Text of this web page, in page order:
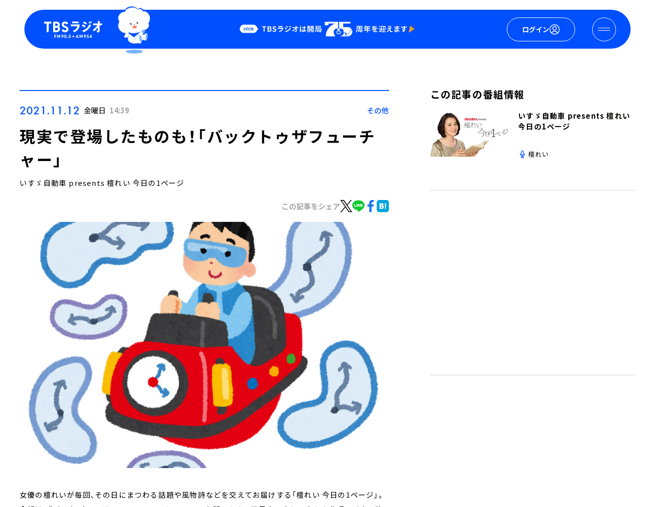
ログイン
Podcast
YouTube
2021.11.12 金曜日 14:39 その他
現実で登場したものも！「バックトゥザフューチ
ャー」
いすゞ自動車 presents 檀れい 今日の1ページ
この記事をシェア
女優の檀れいが毎回、その日にまつわる話題や風物詩などを交えてお届けする「檀れい 今日の1ページ」。
この記事の番組情報
いすゞ自動車 presents 檀れい
今日の1ページ
檀れい